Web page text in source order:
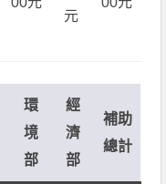
元
環
境
部
經
濟
部
補助
總計